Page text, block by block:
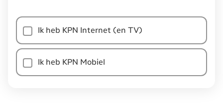
Heb
al
een
KPN
abonnement
Ik heb KPN Internet (en TV)
Ik heb KPN Mobiel